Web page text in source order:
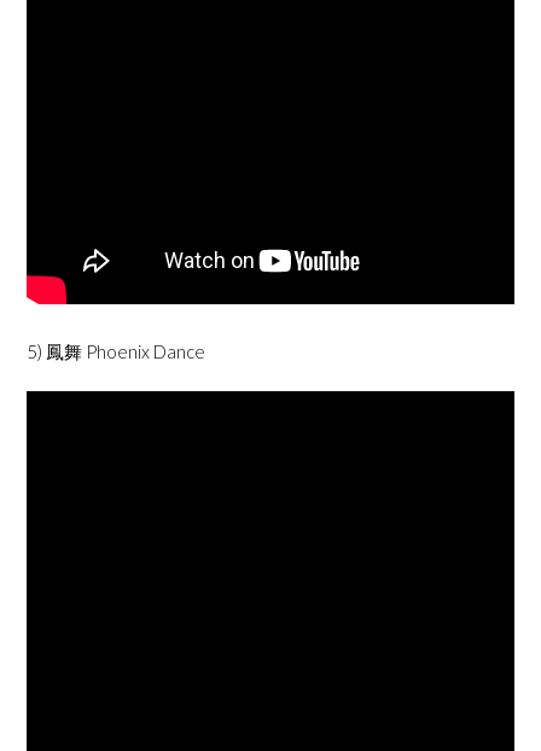
5) 鳳舞 Phoenix Dance